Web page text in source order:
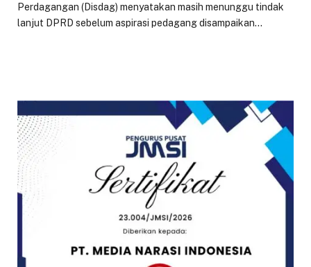
Perdagangan (Disdag) menyatakan masih menunggu tindak
lanjut DPRD sebelum aspirasi pedagang disampaikan…